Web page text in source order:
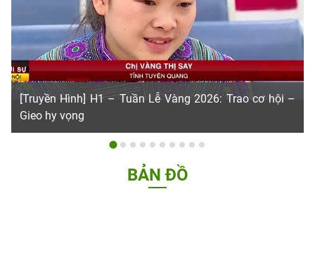
[Truyền Hình] H1 – Tuần Lễ Vàng 2026: Trao cơ hội –
Gieo hy vọng
BẢN ĐỒ